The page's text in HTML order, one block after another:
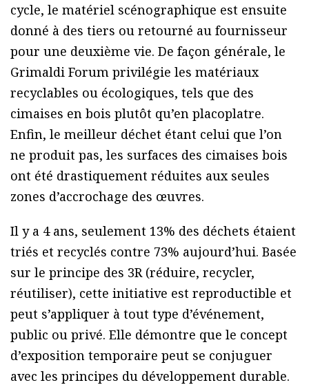
cycle, le matériel scénographique est ensuite
donné à des tiers ou retourné au fournisseur
pour une deuxième vie. De façon générale, le
Grimaldi Forum privilégie les matériaux
recyclables ou écologiques, tels que des
cimaises en bois plutôt qu’en placoplatre.
Enfin, le meilleur déchet étant celui que l’on
ne produit pas, les surfaces des cimaises bois
ont été drastiquement réduites aux seules
zones d’accrochage des œuvres.
Il y a 4 ans, seulement 13% des déchets étaient
triés et recyclés contre 73% aujourd’hui. Basée
sur le principe des 3R (réduire, recycler,
réutiliser), cette initiative est reproductible et
peut s’appliquer à tout type d’événement,
public ou privé. Elle démontre que le concept
d’exposition temporaire peut se conjuguer
avec les principes du développement durable.